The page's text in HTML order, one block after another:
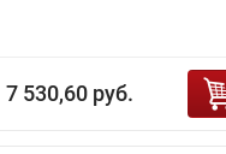
7 530,60 руб.